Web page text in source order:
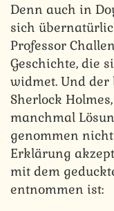
Denn auch in
sich
Professor
Geschichte, die
widmet. Und der
Sherlock
manchmal
genommen
Erklärung
mit dem
entnommen ist: